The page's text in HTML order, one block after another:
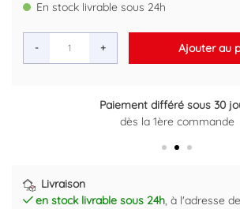
En stock livrable sous 24h
- + Ajouter au
Paiement différé sous 30
dès la 1ère commande
Retour gratuit sous 14
Plus d'informations ici
Livraison
en stock livrable sous 24h, à l'adresse